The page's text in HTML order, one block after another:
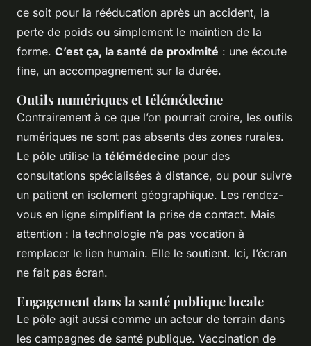
ce soit pour la rééducation après un accident, la
perte de poids ou simplement le maintien de la
forme. C’est ça, la santé de proximité : une écoute
fine, un accompagnement sur la durée.
Outils numériques et télémédecine
Contrairement à ce que l’on pourrait croire, les outils
numériques ne sont pas absents des zones rurales.
Le pôle utilise la télémédecine pour des
consultations spécialisées à distance, ou pour suivre
un patient en isolement géographique. Les rendez-
vous en ligne simplifient la prise de contact. Mais
attention : la technologie n’a pas vocation à
remplacer le lien humain. Elle le soutient. Ici, l’écran
ne fait pas écran.
Engagement dans la santé publique locale
Le pôle agit aussi comme un acteur de terrain dans
les campagnes de santé publique. Vaccination de